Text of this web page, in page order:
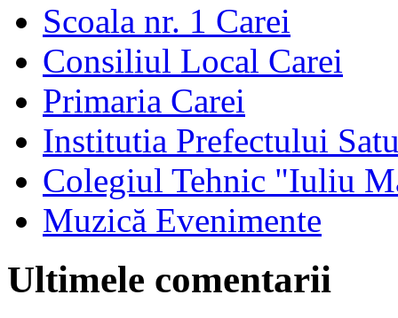
Scoala nr. 1 Carei
Consiliul Local Carei
Primaria Carei
Institutia Prefectului
Colegiul Tehnic "Iuliu
Muzică Evenimente
Ultimele comentarii